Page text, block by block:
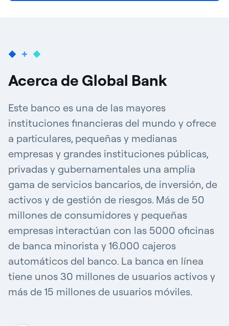
Acerca de Global Bank
Este banco es una de las mayores
instituciones financieras del mundo y ofrece
a particulares, pequeñas y medianas
empresas y grandes instituciones públicas,
privadas y gubernamentales una amplia
gama de servicios bancarios, de inversión, de
activos y de gestión de riesgos. Más de 50
millones de consumidores y pequeñas
empresas interactúan con las 5000 oficinas
de banca minorista y 16.000 cajeros
automáticos del banco. La banca en línea
tiene unos 30 millones de usuarios activos y
más de 15 millones de usuarios móviles.